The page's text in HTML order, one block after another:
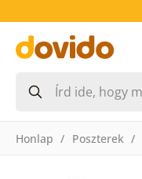
Honlap Poszterek